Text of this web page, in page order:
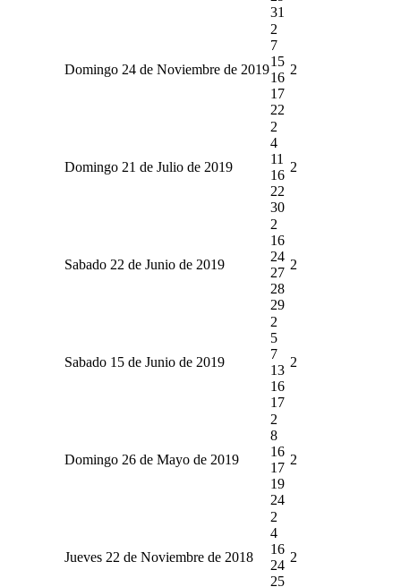
31
Domingo 24 de Noviembre de 2019
2
7
15
16
17
22
2
Domingo 21 de Julio de 2019
2
4
11
16
22
30
2
Sabado 22 de Junio de 2019
2
16
24
27
28
29
2
Sabado 15 de Junio de 2019
2
5
7
13
16
17
2
Domingo 26 de Mayo de 2019
2
8
16
17
19
24
2
Jueves 22 de Noviembre de 2018
2
4
16
24
25
2